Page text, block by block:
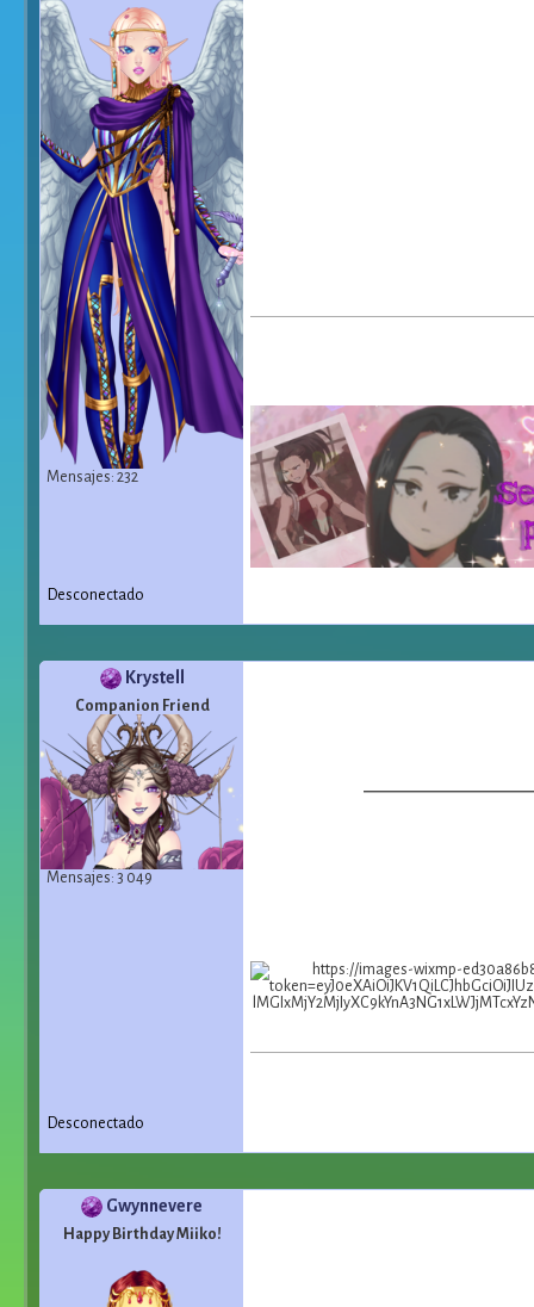
Mensajes: 232
Desconectado
Krystell
Companion Friend
Mensajes: 3 049
Desconectado
Gwynnevere
Happy Birthday Miiko!